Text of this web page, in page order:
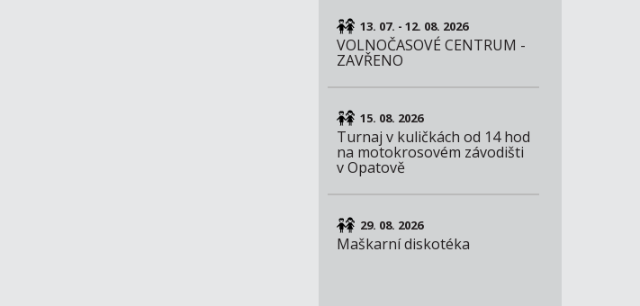
13. 07. - 12. 08. 2026
VOLNOČASOVÉ CENTRUM -
ZAVŘENO
15. 08. 2026
Turnaj v kuličkách od 14 hod
na motokrosovém závodišti
v Opatově
29. 08. 2026
Maškarní diskotéka